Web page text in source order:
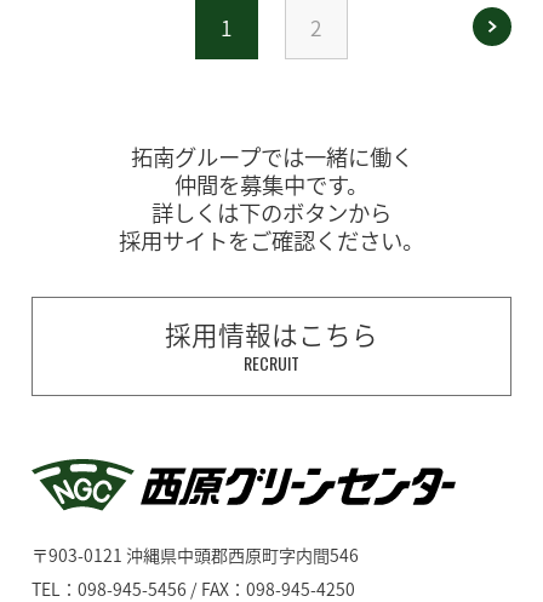
1 2
拓南グループでは一緒に働く
仲間を募集中です。
詳しくは下のボタンから
採用サイトをご確認ください。
採用情報はこちら
RECRUIT
〒903-0121 沖縄県中頭郡西原町字内間546
TEL：098-945-5456 / FAX：098-945-4250